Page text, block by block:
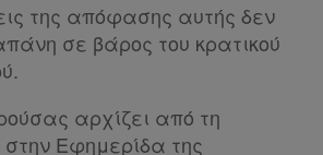
της απόφασης αυτής δεν
σε βάρος του κρατικού
αρχίζει από τη
στην Εφημερίδα της